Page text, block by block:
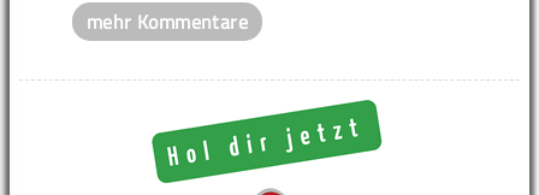
mehr Kommentare